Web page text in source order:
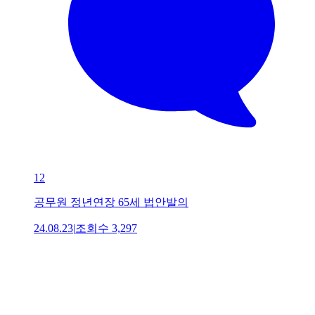
12
공무원 정년연장 65세 법안발의
24.08.23|조회수 3,297